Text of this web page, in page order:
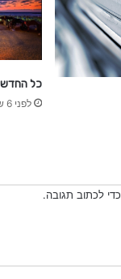
כל
לפני 6 שעות
כדי לכתוב תגובה.